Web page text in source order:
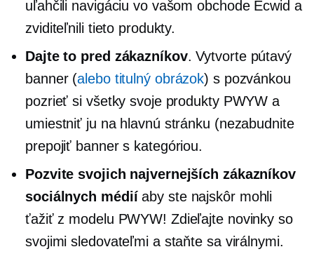
uľahčili navigáciu vo vašom obchode Ecwid a
zviditeľnili tieto produkty.
Dajte to pred zákazníkov. Vytvorte pútavý
banner (alebo titulný obrázok) s pozvánkou
pozrieť si všetky svoje produkty PWYW a
umiestniť ju na hlavnú stránku (nezabudnite
prepojiť banner s kategóriou.
Pozvite svojich najvernejších zákazníkov
sociálnych médiíaby ste najskôr mohli
ťažiť z modelu PWYW! Zdieľajte novinky so
svojimi sledovateľmi a staňte sa virálnymi.